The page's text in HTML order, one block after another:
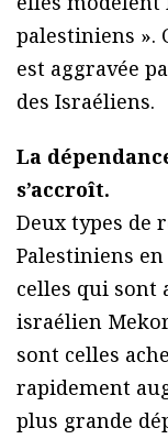
palestiniens ».
est aggravée
des Israéliens.
La
s’accroît.
Deux types de
Palestiniens
celles qui sont
israélien
sont celles
rapidement
plus grande